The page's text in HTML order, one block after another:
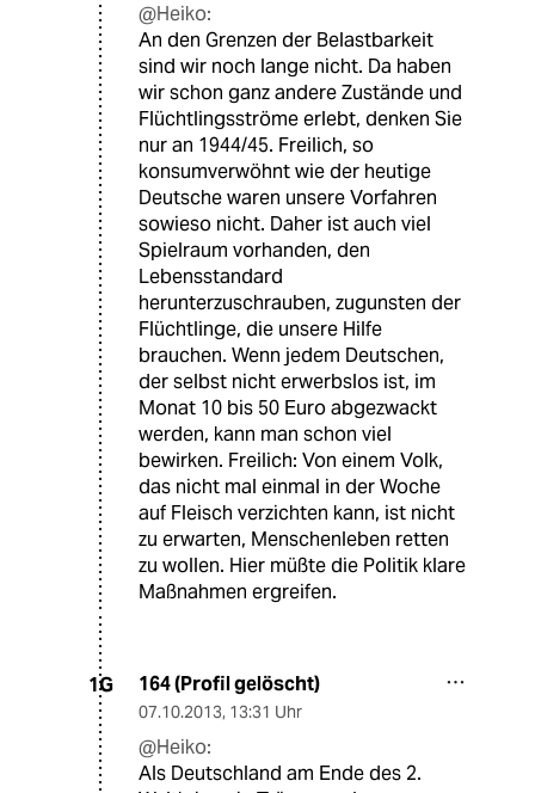
@Heiko:
An den Grenzen der Belastbarkeit
sind wir noch lange nicht. Da haben
wir schon ganz andere Zustände und
Flüchtlingsströme erlebt, denken Sie
nur an 1944/45. Freilich, so
konsumverwöhnt wie der heutige
Deutsche waren unsere Vorfahren
sowieso nicht. Daher ist auch viel
Spielraum vorhanden, den
Lebensstandard
herunterzuschrauben, zugunsten der
Flüchtlinge, die unsere Hilfe
brauchen. Wenn jedem Deutschen,
der selbst nicht erwerbslos ist, im
Monat 10 bis 50 Euro abgezwackt
werden, kann man schon viel
bewirken. Freilich: Von einem Volk,
das nicht mal einmal in der Woche
auf Fleisch verzichten kann, ist nicht
zu erwarten, Menschenleben retten
zu wollen. Hier müßte die Politik klare
Maßnahmen ergreifen.
1G 164 (Profil gelöscht)
07.10.2013, 13:31 Uhr
@Heiko:
Als Deutschland am Ende des 2.